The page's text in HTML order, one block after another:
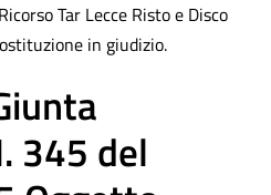
Tar Lecce Risto e Disco
in giudizio.
345 del